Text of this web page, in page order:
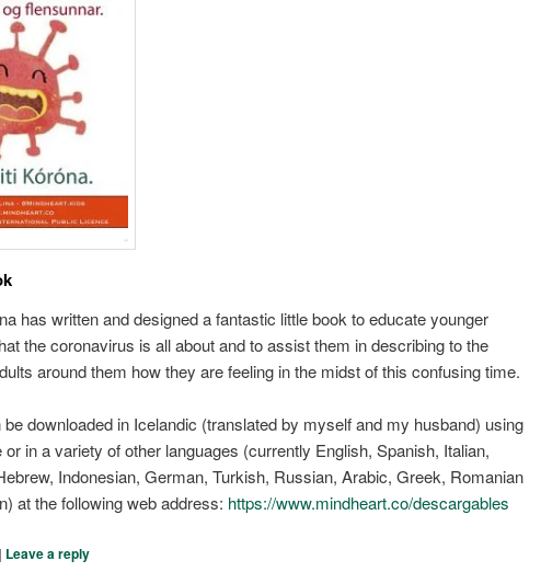
has written and designed a fantastic little book to educate younger
the coronavirus is all about and to assist them in describing to the
around them how they are feeling in the midst of this confusing time.
downloaded in Icelandic (translated by myself and my husband) using
or in a variety of other languages (currently English, Spanish, Italian,
Indonesian, German, Turkish, Russian, Arabic, Greek, Romanian
at the following web address: https://www.mindheart.co/descargables
| Leave a reply